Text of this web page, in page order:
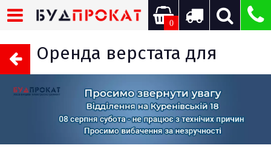
0
Оренда верстата для